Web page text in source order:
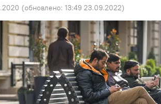
(обновлено: 13:49 23.09.2022)